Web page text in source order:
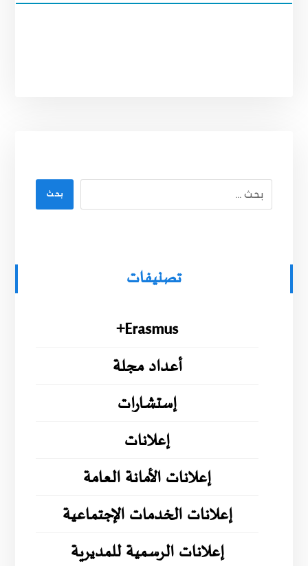
بحث
تصنيفات
Erasmus+
أعداد مجلة
إستشارات
إعلانات
إعلانات الأمانة العامة
إعلانات الخدمات الإجتماعية
إعلانات الرسمية للمديرية